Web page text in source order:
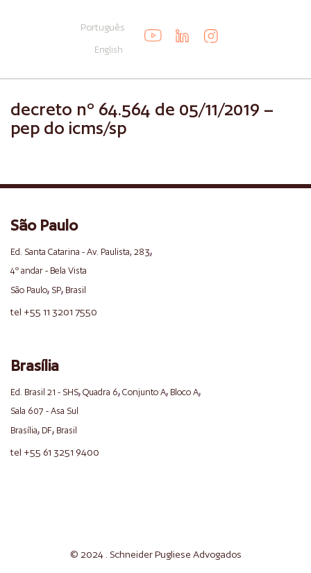
Português
English
decreto nº 64.564 de 05/11/2019 –
pep do icms/sp
São Paulo
Ed. Santa Catarina - Av. Paulista, 283,
4º andar - Bela Vista
São Paulo, SP, Brasil
tel +55 11 3201 7550
Brasília
Ed. Brasil 21 - SHS, Quadra 6, Conjunto A, Bloco A,
Sala 607 - Asa Sul
Brasília, DF, Brasil
tel +55 61 3251 9400
© 2024 . SchneiderPugliese Advogados